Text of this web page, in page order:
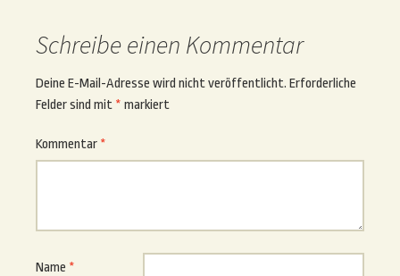
Schreibe einen Kommentar
Deine E-Mail-Adresse wird nicht veröffentlicht. Erforderliche
Felder sind mit * markiert
Kommentar *
Name *